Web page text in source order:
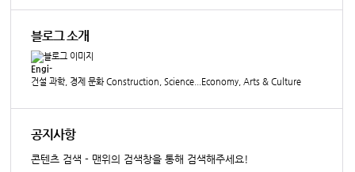
블로그 소개
Engi-
건설 과학, 경제 문화 Construction, Science...Economy, Arts & Culture
공지사항
콘텐츠 검색 - 맨위의 검색창을 통해 검색해주세요!